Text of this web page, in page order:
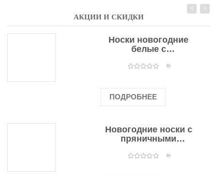
АКЦИИ И СКИДКИ
Носки новогодние
белые с
оленями(0)
ПОДРОБНЕЕ
Новогодние носки с
пряничными
(0)